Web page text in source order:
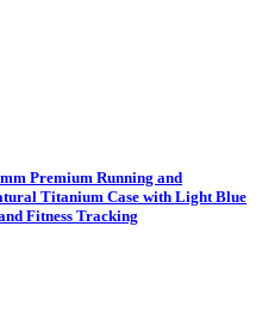
Premium Running and
Titanium Case with Light Blue
Fitness Tracking